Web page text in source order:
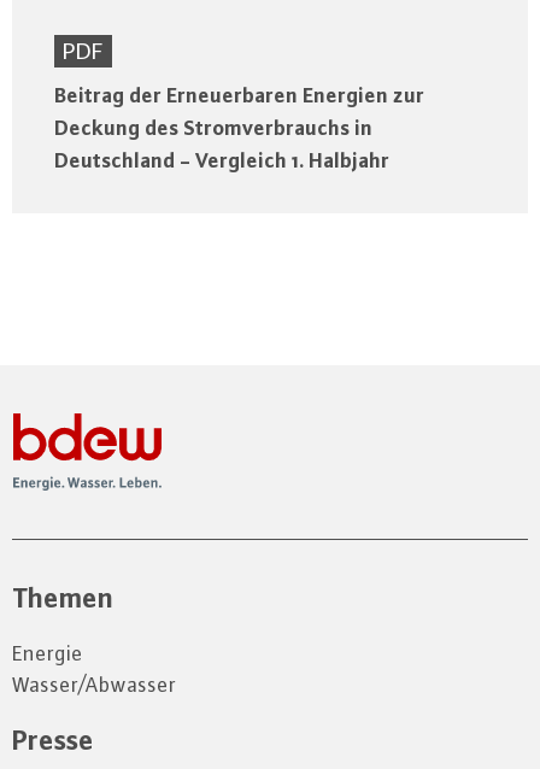
PDF
Beitrag der Erneuerbaren Energien zur
Deckung des Stromverbrauchs in
Deutschland - Vergleich 1. Halbjahr
Themen
Energie
Wasser/Abwasser
Presse